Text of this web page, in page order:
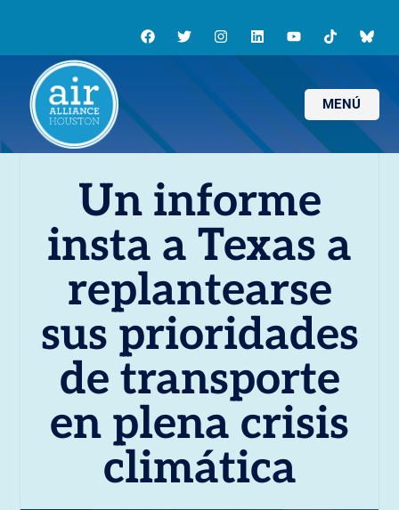
MENÚ
Un informe
insta a Texas a
replantearse
sus prioridades
de transporte
en plena crisis
climática